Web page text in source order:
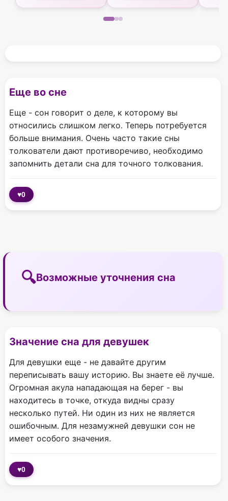
Еще во сне
Еще - сон говорит о деле, к которому вы
относились слишком легко. Теперь потребуется
больше внимания. Очень часто такие сны
толкователи дают противоречиво, необходимо
запомнить детали сна для точного толкования.
♥0
Возможные уточнения сна
Значение сна для девушек
Для девушки еще - не давайте другим
переписывать вашу историю. Вы знаете её лучше.
Огромная акула нападающая на берег - вы
находитесь в точке, откуда видны сразу
несколько путей. Ни один из них не является
ошибочным. Для незамужней девушки сон не
имеет особого значения.
♥0